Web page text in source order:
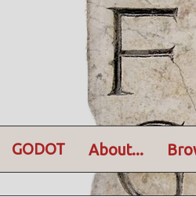
GODOT About...